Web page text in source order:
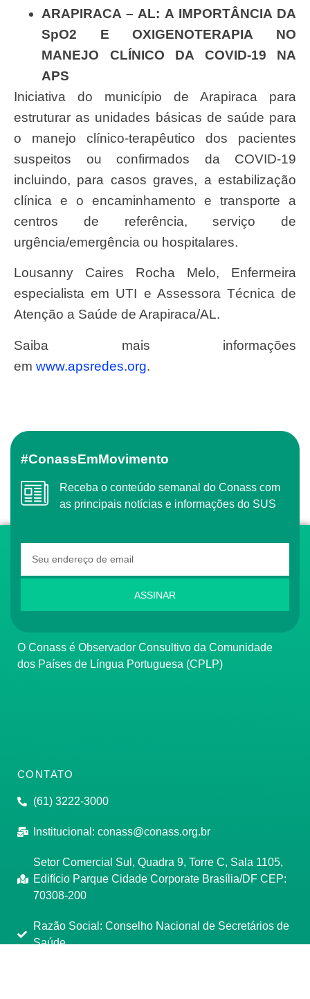
ARAPIRACA – AL: A IMPORTÂNCIA DA
SpO2 E OXIGENOTERAPIA NO
MANEJO CLÍNICO DA COVID-19 NA
APS
Iniciativa do município de Arapiraca para
estruturar as unidades básicas de saúde para
o manejo clínico-terapêutico dos pacientes
suspeitos ou confirmados da COVID-19
incluindo, para casos graves, a estabilização
clínica e o encaminhamento e transporte a
centros de referência, serviço de
urgência/emergência ou hospitalares.
Lousanny Caires Rocha Melo, Enfermeira
especialista em UTI e Assessora Técnica de
Atenção a Saúde de Arapiraca/AL.
Saiba mais informações
em www.apsredes.org.
#ConassEmMovimento
Receba o conteúdo semanal do Conass com
as principais notícias e informações do SUS
ASSINAR
O Conass é Observador Consultivo da Comunidade
dos Países de Língua Portuguesa (CPLP)
CONTATO
(61) 3222-3000
Institucional: conass@conass.org.br
Setor Comercial Sul, Quadra 9, Torre C, Sala 1105,
Edifício Parque Cidade Corporate Brasília/DF CEP:
70308-200
Razão Social: Conselho Nacional de Secretários de
Saúde